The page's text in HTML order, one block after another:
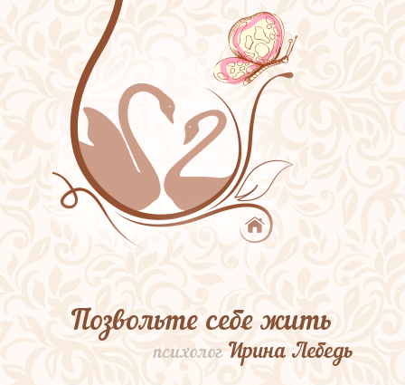
Позвольте себе жить
психологИрина Лебедь